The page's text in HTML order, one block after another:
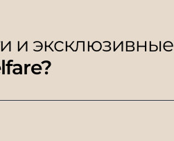
и эксклюзивные